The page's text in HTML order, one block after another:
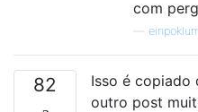
com
82
Isso é copiado
outro post